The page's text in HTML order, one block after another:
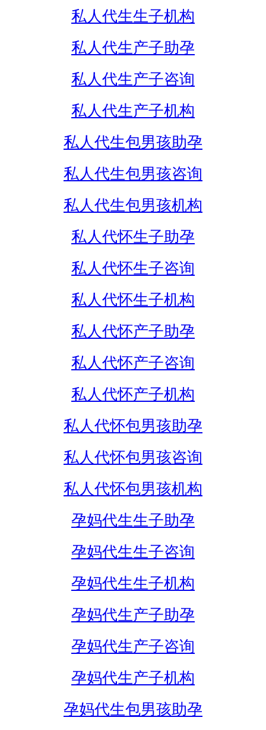
私人代生生子机构
私人代生产子助孕
私人代生产子咨询
私人代生产子机构
私人代生包男孩助孕
私人代生包男孩咨询
私人代生包男孩机构
私人代怀生子助孕
私人代怀生子咨询
私人代怀生子机构
私人代怀产子助孕
私人代怀产子咨询
私人代怀产子机构
私人代怀包男孩助孕
私人代怀包男孩咨询
私人代怀包男孩机构
孕妈代生生子助孕
孕妈代生生子咨询
孕妈代生生子机构
孕妈代生产子助孕
孕妈代生产子咨询
孕妈代生产子机构
孕妈代生包男孩助孕